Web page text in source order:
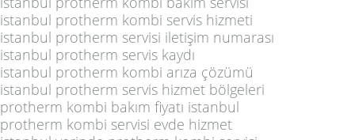
istanbul protherm kombi servis hizmeti
istanbul protherm servisi iletişim numarası
istanbul protherm servis kaydı
istanbul protherm kombi arıza çözümü
istanbul protherm servis hizmet bölgeleri
protherm kombi bakım fiyatı istanbul
protherm kombi servisi evde hizmet